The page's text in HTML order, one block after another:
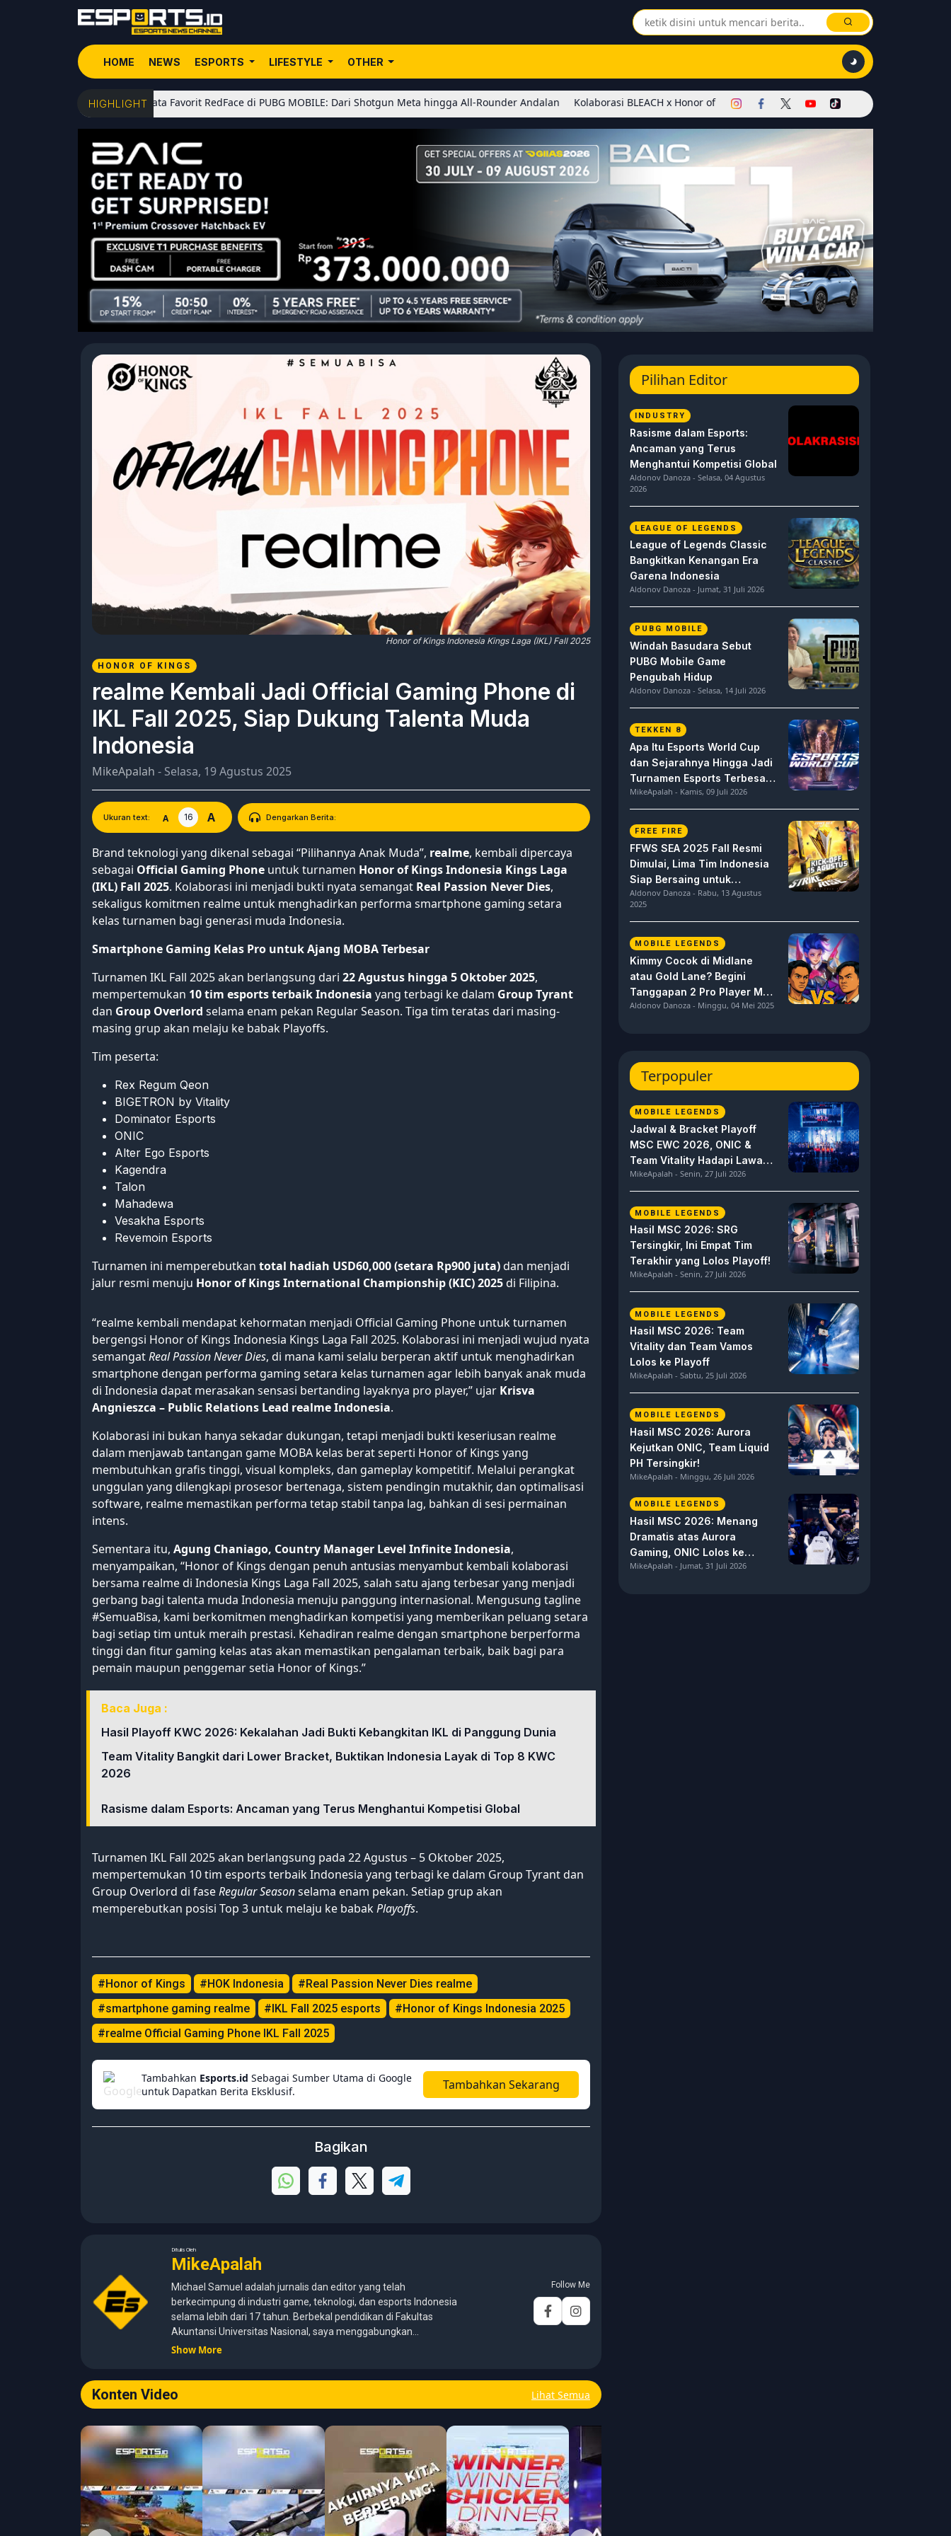
HOME NEWS ESPORTS LIFESTYLE OTHER
HIGHLIGHT
5 Senjata Favorit RedFace di PUBG MOBILE: Dari Shotgun Meta hingga All-Rounder Andalan Kolaborasi BLEACH x Honor of Kings Dimulai! Hadirkan Skin Soul Reaper, Mode Khusus, dan
Honor of Kings Indonesia Kings Laga (IKL) Fall 2025
HONOR OF KINGS
realme Kembali Jadi Official Gaming Phone di
IKL Fall 2025, Siap Dukung Talenta Muda
Indonesia
MikeApalah - Selasa, 19 Agustus 2025
Ukuran text: A 16 A Dengarkan Berita:
Brand teknologi yang dikenal sebagai “Pilihannya Anak Muda”, realme, kembali dipercaya
sebagai Official Gaming Phone untuk turnamen Honor of Kings Indonesia Kings Laga
(IKL) Fall 2025. Kolaborasi ini menjadi bukti nyata semangat Real Passion Never Dies,
sekaligus komitmen realme untuk menghadirkan performa smartphone gaming setara
kelas turnamen bagi generasi muda Indonesia.
Smartphone Gaming Kelas Pro untuk Ajang MOBA Terbesar
Turnamen IKL Fall 2025 akan berlangsung dari 22 Agustus hingga 5 Oktober 2025,
mempertemukan 10 tim esports terbaik Indonesia yang terbagi ke dalam Group Tyrant
dan Group Overlord selama enam pekan Regular Season. Tiga tim teratas dari masing-
masing grup akan melaju ke babak Playoffs.
Tim peserta:
Rex Regum Qeon
BIGETRON by Vitality
Dominator Esports
ONIC
Alter Ego Esports
Kagendra
Talon
Mahadewa
Vesakha Esports
Revemoin Esports
Turnamen ini memperebutkan total hadiah USD60,000 (setara Rp900 juta)dan menjadi
jalur resmi menuju Honor of Kings International Championship (KIC) 2025di Filipina.
“realme kembali mendapat kehormatan menjadi Official Gaming Phone untuk turnamen
bergengsi Honor of Kings Indonesia Kings Laga Fall 2025. Kolaborasi ini menjadi wujud nyata
semangatReal Passion Never Dies, di mana kami selalu berperan aktif untuk menghadirkan
smartphone dengan performa gaming setara kelas turnamen agar lebih banyak anak muda
di Indonesia dapat merasakan sensasi bertanding layaknya pro player,” ujar Krisva
Angnieszca – Public Relations Lead realme Indonesia.
Kolaborasi ini bukan hanya sekadar dukungan, tetapi menjadi bukti keseriusan realme
dalam menjawab tantangan game MOBA kelas berat seperti Honor of Kings yang
membutuhkan grafis tinggi, visual kompleks, dan gameplay kompetitif. Melalui perangkat
unggulan yang dilengkapi prosesor bertenaga, sistem pendingin mutakhir, dan optimalisasi
software, realme memastikan performa tetap stabil tanpa lag, bahkan di sesi permainan
intens.
Sementara itu, Agung Chaniago, Country Manager Level Infinite Indonesia,
menyampaikan, “Honor of Kings dengan penuh antusias menyambut kembali kolaborasi
bersama realme di Indonesia Kings Laga Fall 2025, salah satu ajang terbesar yang menjadi
gerbang bagi talenta muda Indonesia menuju panggung internasional. Mengusung tagline
#SemuaBisa, kami berkomitmen menghadirkan kompetisi yang memberikan peluang setara
bagi setiap tim untuk meraih prestasi. Kehadiran realme dengan smartphone berperforma
tinggi dan fitur gaming kelas atas akan memastikan pengalaman terbaik, baik bagi para
pemain maupun penggemar setia Honor of Kings.”
Baca Juga :
Hasil Playoff KWC 2026: Kekalahan Jadi Bukti Kebangkitan IKL di Panggung Dunia
Team Vitality Bangkit dari Lower Bracket, Buktikan Indonesia Layak di Top 8 KWC
2026
Rasisme dalam Esports: Ancaman yang Terus Menghantui Kompetisi Global
Turnamen IKL Fall 2025 akan berlangsung pada 22 Agustus – 5 Oktober 2025,
mempertemukan 10 tim esports terbaik Indonesia yang terbagi ke dalam Group Tyrant dan
Group Overlord di faseRegular Seasonselama enam pekan. Setiap grup akan
memperebutkan posisi Top 3 untuk melaju ke babakPlayoffs.
#Honor of Kings #HOK Indonesia
#Real Passion Never Dies realme
#smartphone gaming realme
#IKL Fall 2025 esports
#Honor of Kings Indonesia 2025
#realme Official Gaming Phone IKL Fall 2025
Tambahkan Esports.id Sebagai Sumber Utama di Google
untuk Dapatkan Berita Eksklusif.
Tambahkan Sekarang
Bagikan
Ditulis Oleh
MikeApalah
Michael Samuel adalah jurnalis dan editor yang telah
berkecimpung di industri game, teknologi, dan esports Indonesia
selama lebih dari 17 tahun. Berbekal pendidikan di Fakultas
Akuntansi Universitas Nasional, saya menggabungkan
kemampuan analisis dengan pengalaman panjang di dunia
development, hingga Editor in Chief. Fokus utamanya adalah
perkembangan industri digital.
Show More
Follow Me
Konten Video Lihat Semua
Pilihan Editor
INDUSTRY
Rasisme dalam Esports:
Ancaman yang Terus
Menghantui Kompetisi Global
Aldonov Danoza - Selasa, 04 Agustus
2026
LEAGUE OF LEGENDS
League of Legends Classic
Bangkitkan Kenangan Era
Garena Indonesia
Aldonov Danoza - Jumat, 31 Juli 2026
PUBG MOBILE
Windah Basudara Sebut
PUBG Mobile Game
Pengubah Hidup
Aldonov Danoza - Selasa, 14 Juli 2026
TEKKEN 8
Apa Itu Esports World Cup
dan Sejarahnya Hingga Jadi
Turnamen Esports Terbesar
di Dunia
MikeApalah - Kamis, 09 Juli 2026
FREE FIRE
FFWS SEA 2025 Fall Resmi
Dimulai, Lima Tim Indonesia
Siap Bersaing untuk
Dominasi
Aldonov Danoza - Rabu, 13 Agustus
2025
MOBILE LEGENDS
Kimmy Cocok di Midlane
atau Gold Lane? Begini
Tanggapan 2 Pro Player MPL
ID S15 ini
Aldonov Danoza - Minggu, 04 Mei 2025
Terpopuler
MOBILE LEGENDS
Jadwal & Bracket Playoff
MSC EWC 2026, ONIC &
Team Vitality Hadapi Lawan
Berat
MikeApalah - Senin, 27 Juli 2026
MOBILE LEGENDS
Hasil MSC 2026: SRG
Tersingkir, Ini Empat Tim
Terakhir yang Lolos Playoff!
MikeApalah - Senin, 27 Juli 2026
MOBILE LEGENDS
Hasil MSC 2026: Team
Vitality dan Team Vamos
Lolos ke Playoff
MikeApalah - Sabtu, 25 Juli 2026
MOBILE LEGENDS
Hasil MSC 2026: Aurora
Kejutkan ONIC, Team Liquid
PH Tersingkir!
MikeApalah - Minggu, 26 Juli 2026
MOBILE LEGENDS
Hasil MSC 2026: Menang
Dramatis atas Aurora
Gaming, ONIC Lolos ke
Semifinal!
MikeApalah - Jumat, 31 Juli 2026